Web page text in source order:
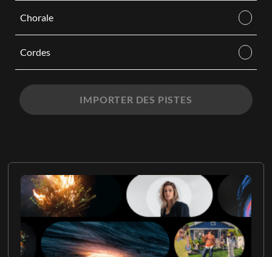
Chorale
Cordes
IMPORTER DES PISTES